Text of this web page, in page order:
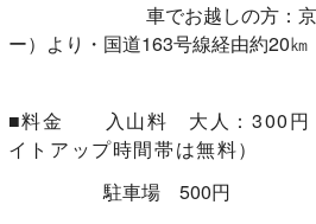
車でお越しの方：京奈道
ー）より・国道163号線経由約20㎞
■料金 入山料 大人：300円
イトアップ時間帯は無料）
駐車場 500円